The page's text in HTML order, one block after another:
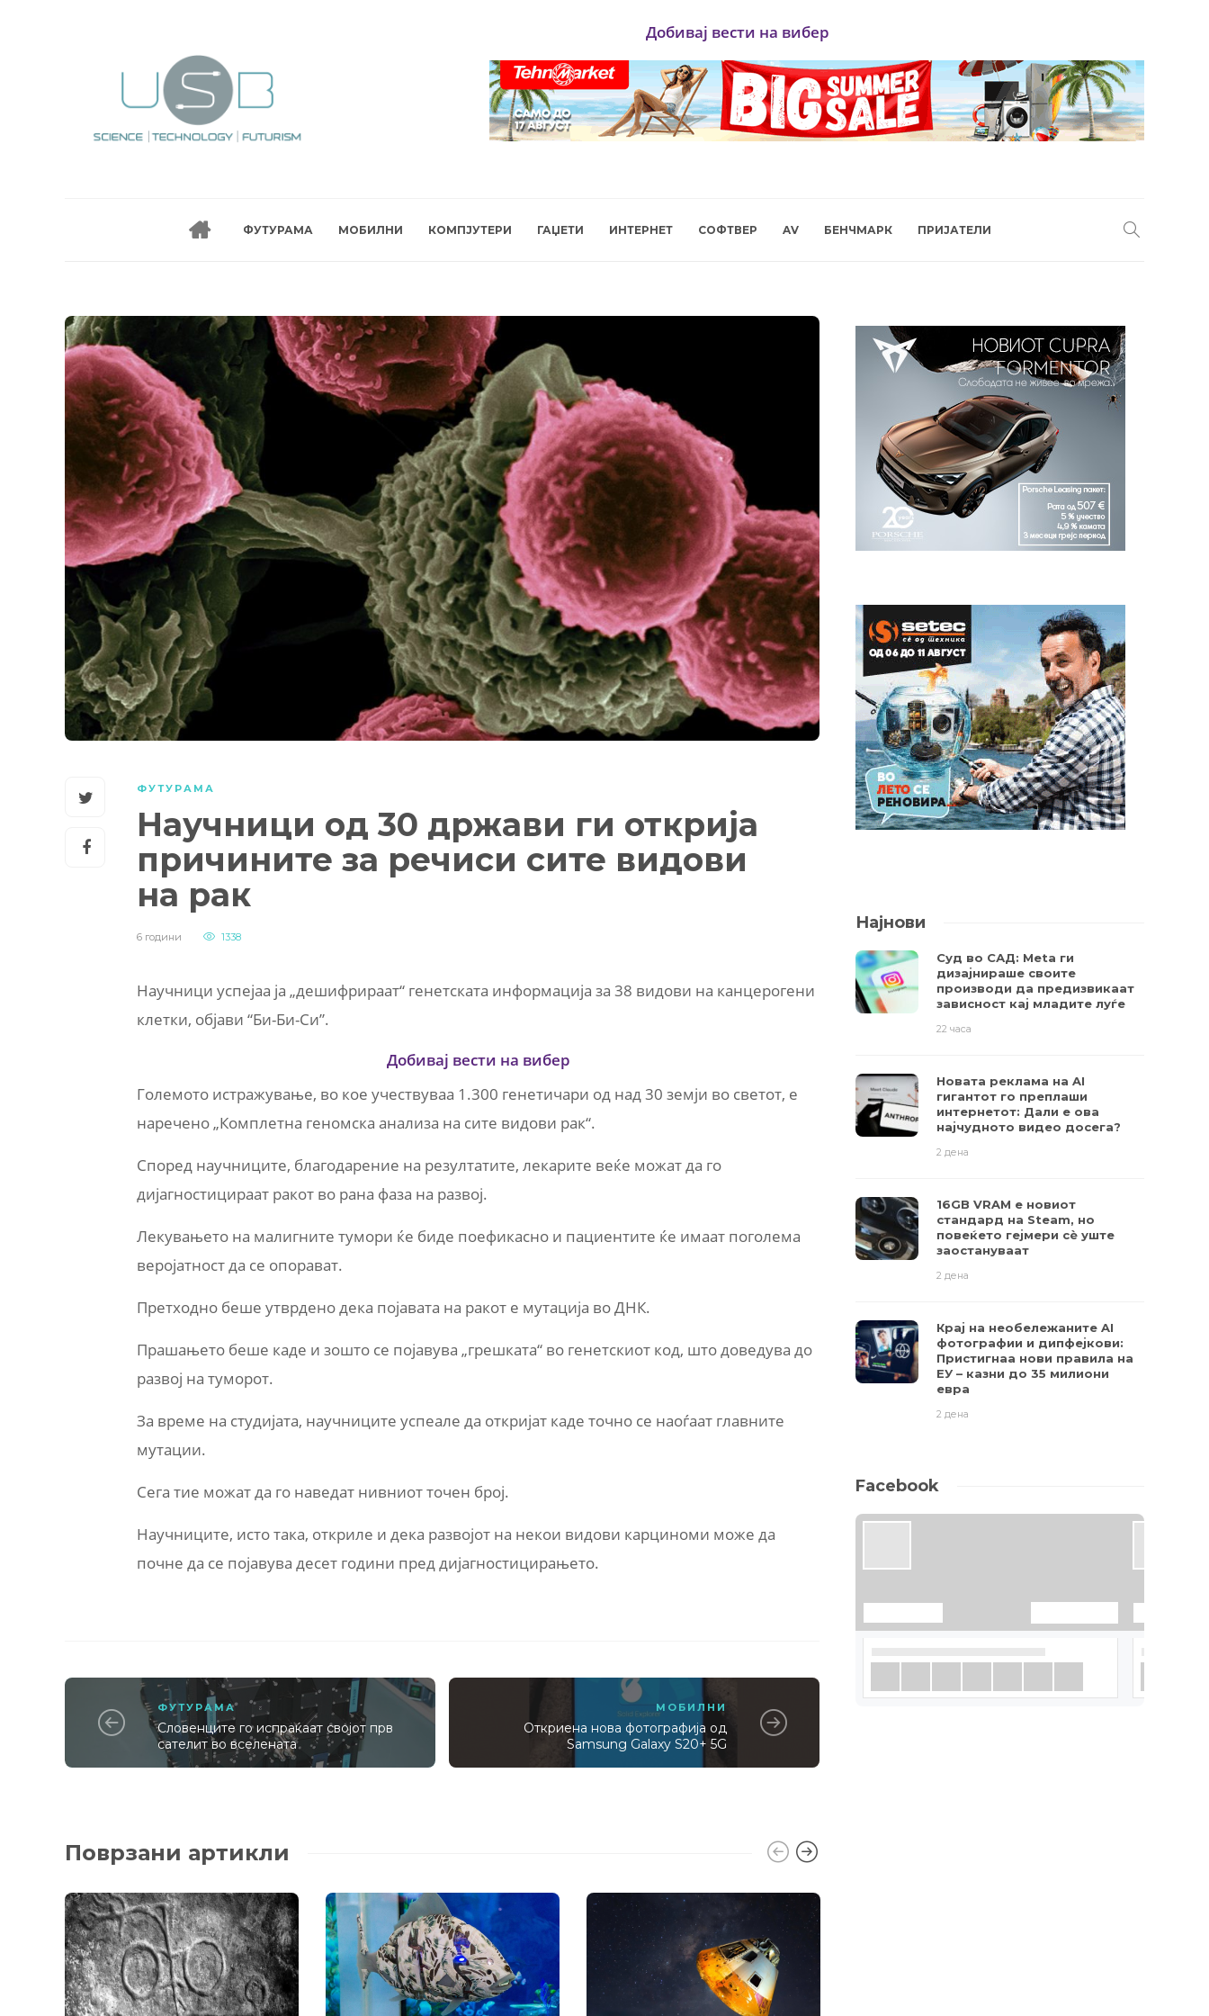
Добивај вести на вибер
ФУТУРАМА МОБИЛНИ КОМПЈУТЕРИ ГАЏЕТИ ИНТЕРНЕТ СОФТВЕР AV БЕНЧМАРК ПРИЈАТЕЛИ
ФУТУРАМА
Научници од 30 држави ги открија
причините за речиси сите видови
на рак
6 години 1338
Научници успејаа ја „дешифрираат“ генетската информација за 38 видови на канцерогени
клетки, објави “Би-Би-Си”.
Добивај вести на вибер
Големото истражување, во кое учествуваа 1.300 генетичари од над 30 земји во светот, е
наречено „Комплетна геномска анализа на сите видови рак“.
Според научниците, благодарение на резултатите, лекарите веќе можат да го
дијагностицираат ракот во рана фаза на развој.
Лекувањето на малигните тумори ќе биде поефикасно и пациентите ќе имаат поголема
веројатност да се опорават.
Претходно беше утврдено дека појавата на ракот е мутација во ДНК.
Прашањето беше каде и зошто се појавува „грешката“ во генетскиот код, што доведува до
развој на туморот.
За време на студијата, научниците успеале да откријат каде точно се наоѓаат главните
мутации.
Сега тие можат да го наведат нивниот точен број.
Научниците, исто така, откриле и дека развојот на некои видови карциноми може да
почне да се појавува десет години пред дијагностицирањето.
ФУТУРАМА
Словенците го испраќаат својот прв
сателит во вселената
МОБИЛНИ
Откриена нова фотографија од
Samsung Galaxy S20+ 5G
Поврзани артикли
Најнови
Суд во САД: Meta ги
дизајнираше своите
производи да предизвикаат
зависност кај младите луѓе
22 часа
Новата реклама на AI
гигантот го преплаши
интернетот: Дали е ова
најчудното видео досега?
2 дена
16GB VRAM е новиот
стандард на Steam, но
повеќето гејмери ​​сè уште
заостануваат
2 дена
Крај на необележаните AI
фотографии и дипфејкови:
Пристигнаа нови правила на
ЕУ – казни до 35 милиони
евра
2 дена
Facebook